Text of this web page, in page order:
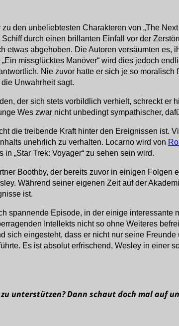
den unbeliebtesten Charakteren von „The
durch einen brillanten Einfall vor der
etwas abgehoben. Die Autoren versäumten
missglücktes Manöver“ wird dies jedoch
Nie zuvor hatte er sich je so
Unwahrheit sagt.
der sich stets vorbildlich verhielt, schreckt
Wes zwar nicht unbedingt sympathischer,
die treibende Kraft hinter den Ereignissen ist.
unehrlich zu verhalten. Locarno wird von
„Star Trek: Voyager“ zu sehen sein wird.
Boothby, der bereits zuvor in einigen
Während seiner eigenen Zeit auf der
ist.
spannende Episode, in der einige
Intellekts nicht so ohne Weiteres
eingesteht, dass er nicht nur seine
Es ist absolut erfrischend, Wesley in einer
unterstützen? Dann schaut doch mal auf